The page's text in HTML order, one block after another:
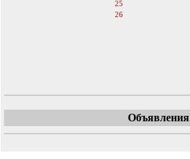
25
26
Объявления